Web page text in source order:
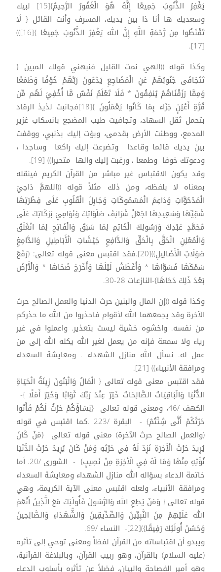
يَغْفِرُ الذُّنُوبَ جَمِيعًا إِنَّهُ هُوَ الْغَفُورُ الرَّحِيمُ}[15] لبيك
وسعديك ها أنا ذا بين يديك، المسرف وأنت القائل { لَا
تَقْنَطُوا مِن رَّحْمَةِ اللَّهِ إِنَّ الله يَغْفِرُ الذُّنُوبَ جَمِيعًا }[16]))
[17].
وكذا قوله ((إلهي نمت القليل فنبهني قولك المبين {
تَتَجَافَى جُنُوبُهُمْ عَنِ الْمَضَاجِعِ يَدْعُونَ رَبَّهُمْ خَوْفًا وَطَمَعًا
وَمِمَّا رَزَقْنَاهُمْ يُنفِقُونَ * فَلَا تَعْلَمُ نَفْسٌ مَّا أُخْفِيَ لَهُم مِّن
قُرَّةِ أَعْيُنٍ جَزَاء بِمَا كَانُوا يَعْمَلُونَ }[18]فجانبت لذيذ الرقاد
بتحمل ثقل السهاد، وتجافيت طيب المضجع بانسكاب غزير
المدمع، ووطئت الأرض بقدمى، وبؤت إليك بذنبي، ووقفت
بين يديك قائما وقاعدا وتضرعت إليك راكعا وساجدا ،
ودعوتك خوفا وطمعا ، ورغبت إليك والها متحيرا)) [19].
وقد يكون الاقتباس غير مباشر من القرآن الكريم فينقله
بمعناه لا بلفظه، ومن ذلك مثلاً قوله ((اللهمَّ دَاحِيَ
الْمَدْحُوَّاتِ وَدَاعِمَ الْمَسْمُوكَاتِ وَجَابِلَ الْقُلُوبِ عَلَى فِطْرَتِهَا
شَقِيِّهَا وَسَعِيدِهَا اجْعَلْ شَرَائِفَ صَلَوَاتِكَ وَنَوَامِيَ بَرَكَاتِكَ عَلَى
مُحَمَّدٍ عَبْدِكَ وَرَسُولِكَ الْخَاتِمِ لِمَا سَبَقَ وَالْفَاتِحِ لِمَا انْغَلَقَ
وَالْمُعْلِنِ الْحَقَّ بِالْحَقِّ وَالدَّافِعِ جَيْشَاتِ الْأَبَاطِيلِ وَالدَّامِغِ
صَوْلَاتِ الْأَضَالِيلِ))[20].فقد اقتبس معنى قوله تعالى: {رَفَعَ
سَمْكَهَا فَسَوَّاهَا * وَأَغْطَشَ لَيْلَهَا وَأَخْرَجَ ضُحَاهَا * وَالْأَرْضَ
بَعْدَ ذَلِكَ دَحَاهَا}-النازعات 28-30.
وكذا قوله ((إن المال والبنين حرث الدنيا والعمل الصالح حرث
الآخرة وقد يجمعهما الله لأقوام فاحذروا من الله ما حذركم
من نفسه. واخشوه خشية ليست بتعذير. واعملوا في غير
رياء ولا سمعة فإنه من يعمل لغير الله يكله الله إلى من
عمل له. نسأل الله منازل الشهداء . ومعايشة السعداء
ومرافقة الأنبياء)) [21].
فقد اقتبس معنى قوله تعالى { الْمَالُ وَالْبَنُونَ زِينَةُ الْحَيَاةِ
الدُّنْيَا وَالْبَاقِيَاتُ الصَّالِحَاتُ خَيْرٌ عِنْدَ رَبِّكَ ثَوَابًا وَخَيْرٌ أَمَلًا }-
الكهف /46، ومعنى قوله تعالى {نِسَاؤُكُمْ حَرْثٌ لَكُمْ فَأْتُوا
حَرْثَكُمْ أَنَّى شِئْتُمْ} - البقرة /223 .كما اقتبس في قوله
(والعمل الصالح حرث الآخرة) معنى قوله تعالى {مَنْ كَانَ
يُرِيدُ حَرْثَ الْآَخِرَةِ نَزِدْ لَهُ فِي حَرْثِهِ وَمَنْ كَانَ يُرِيدُ حَرْثَ الدُّنْيَا
نُؤْتِهِ مِنْهَا وَمَا لَهُ فِي الْآَخِرَةِ مِنْ نَصِيبٍ} - الشورى /20. أما
خاتمة الدعاء بسؤاله الله منازل الشهداء ومعايشة السعداء
ومرافقة الأنبياء، ولعله اقتبس معنى الآية الكريمة، وهي
قوله تعالى { وَمَنْ يُطِعِ الله وَالرَّسُولَ فَأُولَئِكَ مَعَ الَّذِينَ أَنْعَمَ
الله عَلَيْهِمْ مِنَ النَّبِيِّينَ وَالصِّدِّيقِينَ وَالشُّهَدَاءِ وَالصَّالِحِينَ
وَحَسُنَ أُولَئِكَ رَفِيقًا})[22]- النساء /69.
ويبدو أن اقتباساته من القرآن لفظاً ومعنى توحي إلى تأثره
(عليه السلام) بالقرآن، وهو ربيب القرآن، وبالبلاغة القرآنية،
وهو أمير الفصاحة والبيان، فضلاً عن تأثره بأسلوب الدعاء